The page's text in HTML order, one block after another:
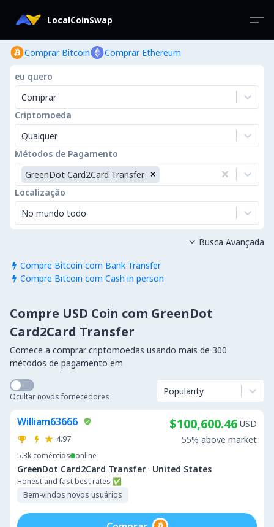
LocalCoinSwap
Comprar Bitcoin Comprar Ethereum
eu quero
Comprar
Criptomoeda
Qualquer
Métodos de Pagamento
GreenDot Card2Card Transfer
Localização
No mundo todo
 Compre Bitcoin com Bank Transfer
 Compre Bitcoin com Cash in person
 Busca Avançada
Compre USD Coin com GreenDot
Card2Card Transfer
Comece a comprar criptomoedas usando mais de 300
métodos de pagamento em
Ocultar novos fornecedores Popularity
William63666
4.97
5.3k comércios online
GreenDot Card2Card Transfer · United States
Honest and fast best rates ✅
Bem-vindos novos usuários
$100,600.46 USD
55% above market